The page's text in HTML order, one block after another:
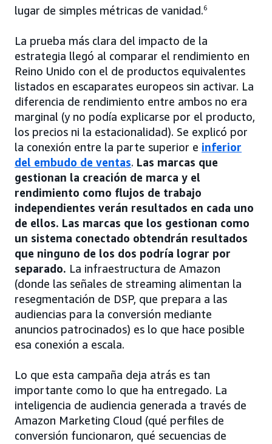
lugar de simples métricas de vanidad.6
La prueba más clara del impacto de la
estrategia llegó al comparar el rendimiento en
Reino Unido con el de productos equivalentes
listados en escaparates europeos sin activar. La
diferencia de rendimiento entre ambos no era
marginal (y no podía explicarse por el producto,
los precios ni la estacionalidad). Se explicó por
la conexión entre la parte superior e inferior
del embudo de ventas. Las marcas que
gestionan la creación de marca y el
rendimiento como flujos de trabajo
independientes verán resultados en cada uno
de ellos. Las marcas que los gestionan como
un sistema conectado obtendrán resultados
que ninguno de los dos podría lograr por
separado. La infraestructura de Amazon
(donde las señales de streaming alimentan la
resegmentación de DSP, que prepara a las
audiencias para la conversión mediante
anuncios patrocinados) es lo que hace posible
esa conexión a escala.
Lo que esta campaña deja atrás es tan
importante como lo que ha entregado. La
inteligencia de audiencia generada a través de
Amazon Marketing Cloud (qué perfiles de
conversión funcionaron, qué secuencias de